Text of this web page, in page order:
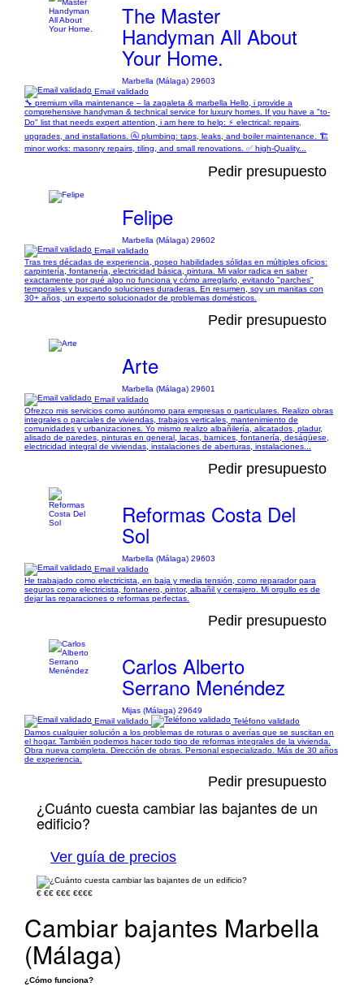
The Master
Handyman All About
Your Home.
Marbella (Málaga) 29603
Email validado
🔧 premium villa maintenance – la zagaleta & marbella Hello, i provide a
comprehensive handyman & technical service for luxury homes. If you have a "to-
Do" list that needs expert attention, i am here to help: ⚡ electrical: repairs,
upgrades, and installations. 🚰 plumbing: taps, leaks, and boiler maintenance. 🏗️
minor works: masonry repairs, tiling, and small renovations. ✅ high-Quality...
Pedir presupuesto
Felipe
Marbella (Málaga) 29602
Email validado
Tras tres décadas de experiencia, poseo habilidades sólidas en múltiples oficios:
carpintería, fontanería, electricidad básica, pintura. Mi valor radica en saber
exactamente por qué algo no funciona y cómo arreglarlo, evitando "parches"
temporales y buscando soluciones duraderas. En resumen, soy un manitas con
30+ años, un experto solucionador de problemas domésticos.
Pedir presupuesto
Arte
Marbella (Málaga) 29601
Email validado
Ofrezco mis servicios como autónomo para empresas o particulares. Realizo obras
integrales o parciales de viviendas, trabajos verticales, mantenimiento de
comunidades y urbanizaciones. Yo mismo realizo albañilería, alicatados, pladur,
alisado de paredes, pinturas en general, lacas, barnices, fontanería, deságüese,
electricidad integral de viviendas, instalaciones de aberturas, instalaciones...
Pedir presupuesto
Reformas Costa Del
Sol
Marbella (Málaga) 29603
Email validado
He trabajado como electricista, en baja y media tensión, como reparador para
seguros como electricista, fontanero, pintor, albañil y cerrajero. Mi orgullo es de
dejar las reparaciones o reformas perfectas.
Pedir presupuesto
Carlos Alberto
Serrano Menéndez
Mijas (Málaga) 29649
Email validado
Teléfono validado
Damos cualquier solución a los problemas de roturas o averías que se suscitan en
el hogar. También podemos hacer todo tipo de reformas integrales de la vivienda.
Obra nueva completa. Dirección de obras. Personal especializado. Más de 30 años
de experiencia.
Pedir presupuesto
¿Cuánto cuesta cambiar las bajantes de un
edificio?
Ver guía de precios
€ €€ €€€ €€€€
Cambiar bajantes Marbella
(Málaga)
¿Cómo funciona?